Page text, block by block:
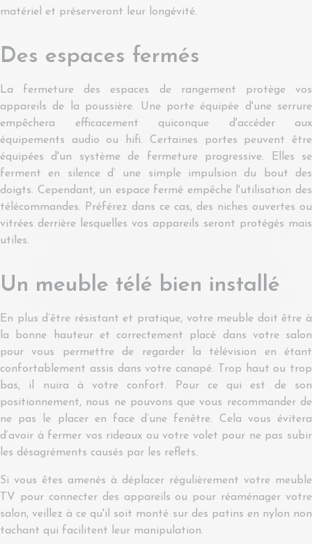
matériel et préserveront leur longévité.
Des espaces fermés
La fermeture des espaces de rangement protège vos
appareils de la poussière. Une porte équipée d'une serrure
empêchera efficacement quiconque d'accéder aux
équipements audio ou hifi. Certaines portes peuvent être
équipées d'un système de fermeture progressive. Elles se
ferment en silence d’ une simple impulsion du bout des
doigts. Cependant, un espace fermé empêche l'utilisation des
télécommandes. Préférez dans ce cas, des niches ouvertes ou
vitrées derrière lesquelles vos appareils seront protégés mais
utiles.
Un meuble télé bien installé
En plus d’être résistant et pratique, votre meuble doit être à
la bonne hauteur et correctement placé dans votre salon
pour vous permettre de regarder la télévision en étant
confortablement assis dans votre canapé. Trop haut ou trop
bas, il nuira à votre confort. Pour ce qui est de son
positionnement, nous ne pouvons que vous recommander de
ne pas le placer en face d’une fenêtre. Cela vous évitera
d’avoir à fermer vos rideaux ou votre volet pour ne pas subir
les désagréments causés par les reflets.
Si vous êtes amenés à déplacer régulièrement votre meuble
TV pour connecter des appareils ou pour réaménager votre
salon, veillez à ce qu'il soit monté sur des patins en nylon non
tachant qui facilitent leur manipulation.